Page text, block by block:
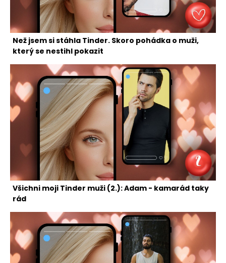
Než jsem si stáhla Tinder. Skoro pohádka o muži,
který se nestihl pokazit
Všichni moji Tinder muži (2.): Adam - kamarád taky
rád